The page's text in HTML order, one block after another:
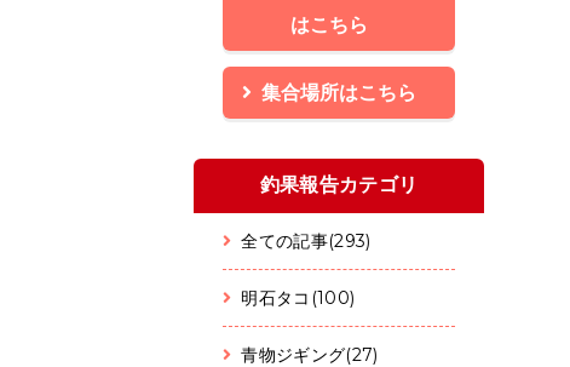
はこちら
集合場所はこちら
釣果報告カテゴリ
全ての記事(293)
明石タコ(100)
青物ジギング(27)